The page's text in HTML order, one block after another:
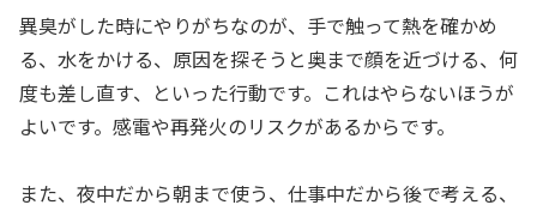
異臭がした時にやりがちなのが、手で触って熱を確かめ
る、水をかける、原因を探そうと奥まで顔を近づける、何
度も差し直す、といった行動です。これはやらないほうが
よいです。感電や再発火のリスクがあるからです。
また、夜中だから朝まで使う、仕事中だから後で考える、